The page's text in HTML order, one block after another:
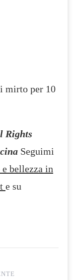
mirto per 10
Rights
Seguimi
e bellezza in
e su